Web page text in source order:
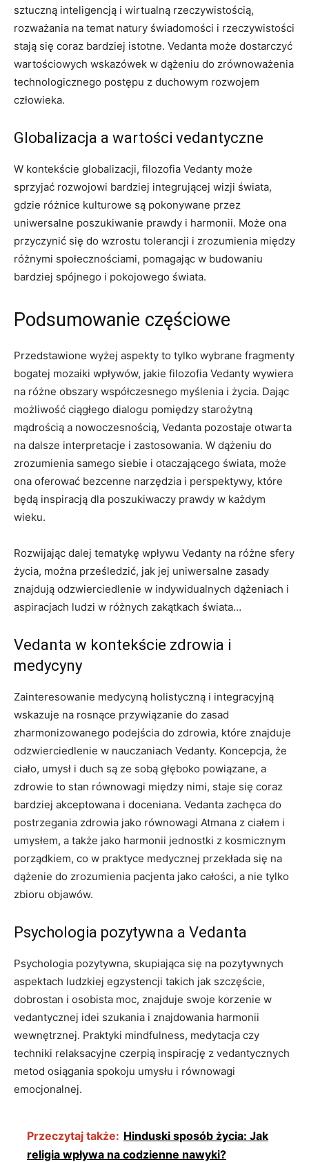
sztuczną inteligencją i wirtualną rzeczywistością,
rozważania na temat natury świadomości i rzeczywistości
stają się coraz bardziej istotne. Vedanta może dostarczyć
wartościowych wskazówek w dążeniu do zrównoważenia
technologicznego postępu z duchowym rozwojem
człowieka.
Globalizacja a wartości vedantyczne
W kontekście globalizacji, filozofia Vedanty może
sprzyjać rozwojowi bardziej integrującej wizji świata,
gdzie różnice kulturowe są pokonywane przez
uniwersalne poszukiwanie prawdy i harmonii. Może ona
przyczynić się do wzrostu tolerancji i zrozumienia między
różnymi społecznościami, pomagając w budowaniu
bardziej spójnego i pokojowego świata.
Podsumowanie częściowe
Przedstawione wyżej aspekty to tylko wybrane fragmenty
bogatej mozaiki wpływów, jakie filozofia Vedanty wywiera
na różne obszary współczesnego myślenia i życia. Dając
możliwość ciągłego dialogu pomiędzy starożytną
mądrością a nowoczesnością, Vedanta pozostaje otwarta
na dalsze interpretacje i zastosowania. W dążeniu do
zrozumienia samego siebie i otaczającego świata, może
ona oferować bezcenne narzędzia i perspektywy, które
będą inspiracją dla poszukiwaczy prawdy w każdym
wieku.
Rozwijając dalej tematykę wpływu Vedanty na różne sfery
życia, można prześledzić, jak jej uniwersalne zasady
znajdują odzwierciedlenie w indywidualnych dążeniach i
aspiracjach ludzi w różnych zakątkach świata…
Vedanta w kontekście zdrowia i
medycyny
Zainteresowanie medycyną holistyczną i integracyjną
wskazuje na rosnące przywiązanie do zasad
zharmonizowanego podejścia do zdrowia, które znajduje
odzwierciedlenie w nauczaniach Vedanty. Koncepcja, że
ciało, umysł i duch są ze sobą głęboko powiązane, a
zdrowie to stan równowagi między nimi, staje się coraz
bardziej akceptowana i doceniana. Vedanta zachęca do
postrzegania zdrowia jako równowagi Atmana z ciałem i
umysłem, a także jako harmonii jednostki z kosmicznym
porządkiem, co w praktyce medycznej przekłada się na
dążenie do zrozumienia pacjenta jako całości, a nie tylko
zbioru objawów.
Psychologia pozytywna a Vedanta
Psychologia pozytywna, skupiająca się na pozytywnych
aspektach ludzkiej egzystencji takich jak szczęście,
dobrostan i osobista moc, znajduje swoje korzenie w
vedantycznej idei szukania i znajdowania harmonii
wewnętrznej. Praktyki mindfulness, medytacja czy
techniki relaksacyjne czerpią inspirację z vedantycznych
metod osiągania spokoju umysłu i równowagi
emocjonalnej.
Przeczytaj także: Hinduski sposób życia: Jak
religia wpływa na codzienne nawyki?